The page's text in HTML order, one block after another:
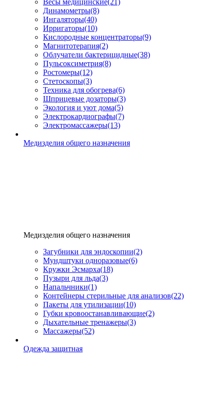
Весы медицинские(21)
Динамометры(8)
Ингаляторы(40)
Ирригаторы(10)
Кислородные концентраторы(9)
Магнитотерапия(2)
Облучатели бактерицидные(38)
Пульсоксиметрия(8)
Ростомеры(12)
Стетоскопы(3)
Техника для обогрева(6)
Шприцевые дозаторы(3)
Экология и уют дома(5)
Электрокардиографы(7)
Электромассажеры(13)
Медизделия общего назначения
Медизделия общего назначения
Загубники для эндоскопии(2)
Мундштуки одноразовые(6)
Кружки Эсмарха(18)
Пузыри для льда(3)
Напальчники(1)
Контейнеры стерильные для анализов(22)
Пакеты для утилизации(10)
Губки кровоостанавливающие(2)
Дыхательные тренажеры(3)
Массажеры(52)
Одежда защитная